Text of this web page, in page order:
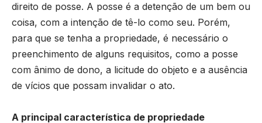
direito de posse. A posse é a detenção de um bem ou
coisa, com a intenção de tê-lo como seu. Porém,
para que se tenha a propriedade, é necessário o
preenchimento de alguns requisitos, como a posse
com ânimo de dono, a licitude do objeto e a ausência
de vícios que possam invalidar o ato.
A principal característica de propriedade